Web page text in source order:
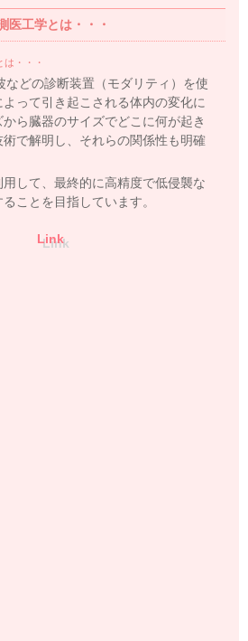
医工学とは・・・
・・・
どの診断装置（モダリティ）を使
って引き起こされる体内の変化に
ら臓器のサイズでどこに何が起き
で解明し、それらの関係性も明確
して、最終的に高精度で低侵襲な
ことを目指しています。
Link
Link